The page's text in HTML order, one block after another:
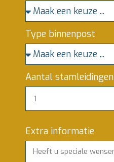
Type binnenpost
Aantal stamleidingen
Extra informatie